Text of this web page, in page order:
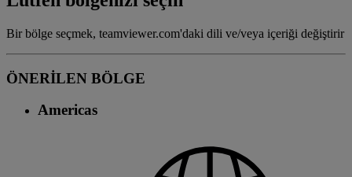
Bir bölge seçmek, teamviewer.com'daki dili ve/veya içeriği değiştirir
ÖNERİLEN BÖLGE
Americas